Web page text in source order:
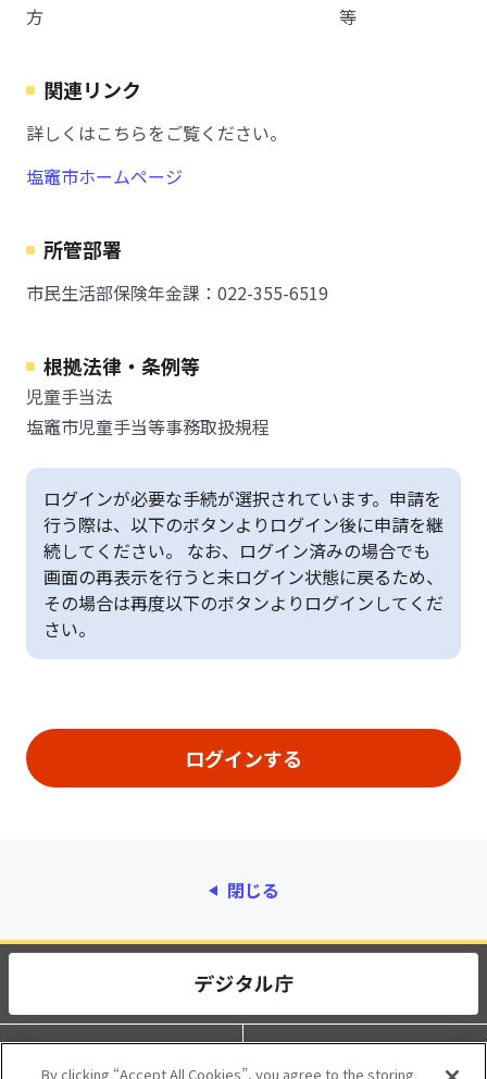
方 等
関連リンク
詳しくはこちらをご覧ください。
塩竈市ホームページ
所管部署
市民生活部保険年金課：022-355-6519
根拠法律・条例等
児童手当法
塩竈市児童手当等事務取扱規程
ログインが必要な手続が選択されています。申請を
行う際は、以下のボタンよりログイン後に申請を継
続してください。 なお、ログイン済みの場合でも
画面の再表示を行うと未ログイン状態に戻るため、
その場合は再度以下のボタンよりログインしてくだ
さい。
閉じる
動作環境 個人情報保護
By clicking “Accept All Cookies”, you agree to the storing